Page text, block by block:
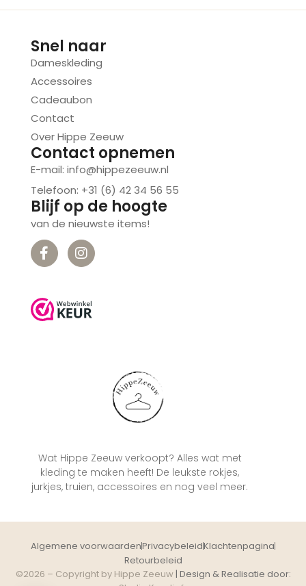
Wat Hippe Zeeuw verkoopt? Alles wat met
kleding te maken heeft! De leukste rokjes,
jurkjes, truien, accessoires en nog veel meer.
Snel naar
Dameskleding
Accessoires
Cadeaubon
Contact
Over Hippe Zeeuw
Contact opnemen
E-mail: info@hippezeeuw.nl
Telefoon: +31 (6) 42 34 56 55
Blijf op de hoogte
van de nieuwste items!
©2026 – Copyright by Hippe Zeeuw| Design & Realisatie door:
Algemene voorwaardenPrivacybeleidKlachtenpagina
Retourbeleid